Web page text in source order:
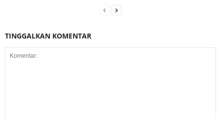
TINGGALKAN KOMENTAR